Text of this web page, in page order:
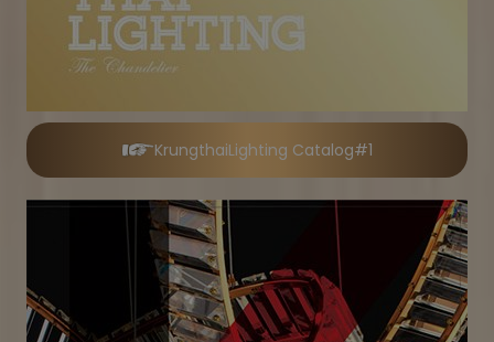
KrungthaiLighting Catalog#1